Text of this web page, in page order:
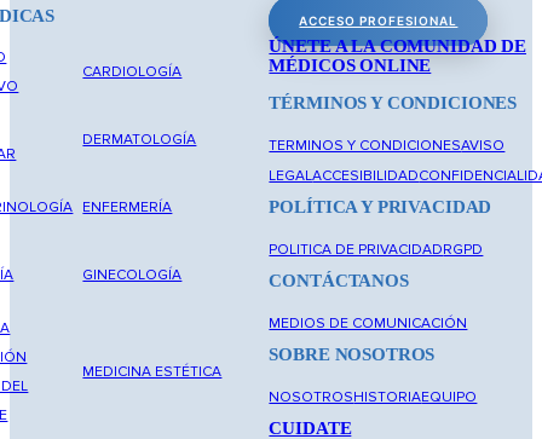
CARDIOLOGÍA
DERMATOLOGÍA
ENFERMERÍA
GINECOLOGÍA
MEDICINA ESTÉTICA
ACCESO PROFESIONAL
ÚNETE A LA COMUNIDAD DE
MÉDICOS ONLINE
TÉRMINOS Y CONDICIONES
TERMINOS Y CONDICIONESAVISO
LEGALACCESIBILIDAD
POLÍTICA Y PRIVACIDAD
POLITICA DE PRIVACIDADRGPD
CONTÁCTANOS
MEDIOS DE COMUNICACIÓN
SOBRE NOSOTROS
NOSOTROSHISTORIAEQUIPO
CUIDATE